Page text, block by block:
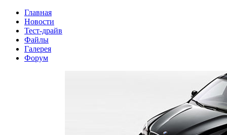
Главная
Новости
Тест-драйв
Файлы
Галерея
Форум